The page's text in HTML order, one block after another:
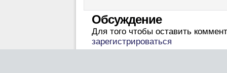
Обсуждение
Для того чтобы оставить
зарегистрироваться